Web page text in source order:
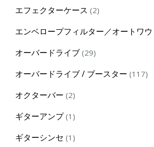
エフェクターケース 22
エンベロープフィルター／オートワウ
オーバードライブ 2929
オーバードライブ / ブースター 117117
オクターバー 22
ギターアンプ 1 1
ギターシンセ 1 1